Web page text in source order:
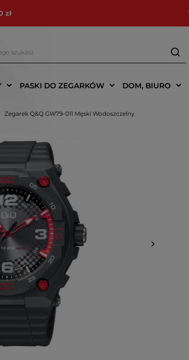
zł
PASKI DO ZEGARKÓW DOM, BIURO
Zegarek Q&Q GW79-011 Męski Wodoszczelny